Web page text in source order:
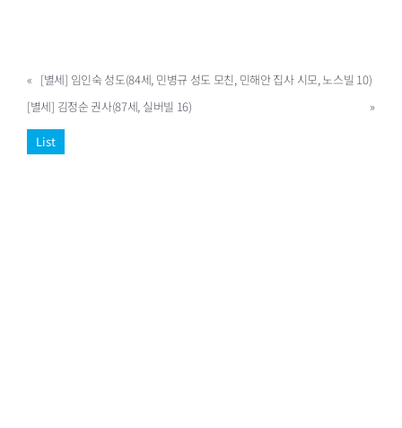
« [별세] 임인숙 성도(84세, 민병규 성도 모친, 민해안 집사 시모, 노스빌 10)
[별세] 김정순 권사(87세, 실버빌 16)
»
List